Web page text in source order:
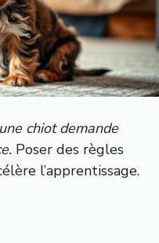
chiot demande
Poser des règles
l’apprentissage.